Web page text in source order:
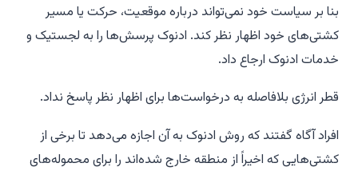
بنا بر سیاست خود نمی‌تواند درباره موقعیت، حرکت یا مسیر
کشتی‌های خود اظهار نظر کند. ادنوک پرسش‌ها را به لجستیک و
خدمات ادنوک ارجاع داد.
قطر انرژی بلافاصله به درخواست‌ها برای اظهار نظر پاسخ نداد.
افراد آگاه گفتند که روش ادنوک به آن اجازه می‌دهد تا برخی از
کشتی‌هایی که اخیراً از منطقه خارج شده‌اند را برای محموله‌های